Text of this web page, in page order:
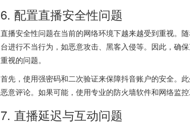
6. 配置直播安全性问题
直播安全性问题在当前的网络环境下越来越受到重视。
台进行不当行为，如恶意攻击、黑客入侵等。因此，确
重视的问题。
首先，使用强密码和二次验证来保障抖音账户的安全。
恶意评论。如果可能，使用专业的防火墙软件和网络监
7. 直播延迟与互动问题